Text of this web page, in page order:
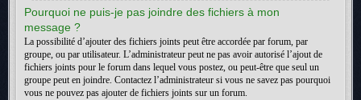
Pourquoi ne puis-je pas joindre des fichiers à mon
message ?
La possibilité d’ajouter des fichiers joints peut être accordée par forum, par
groupe, ou par utilisateur. L’administrateur peut ne pas avoir autorisé l’ajout de
fichiers joints pour le forum dans lequel vous postez, ou peut-être que seul un
groupe peut en joindre. Contactez l’administrateur si vous ne savez pas pourquoi
vous ne pouvez pas ajouter de fichiers joints sur un forum.